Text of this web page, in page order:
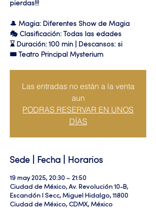
pierdas!!!
🎩 Magia: Diferentes Show de Magia
🎭 Clasificación: Todas las edades
⌛ Duración: 100 min | Descansos: si
🎟 Teatro Principal Mysterium
Las entradas no están a la venta
aun
PODRAS RESERVAR EN UNOS
DÍAS
Sede | Fecha | Horarios
19 may 2025, 20:30 – 21:50
Ciudad de México, Av. Revolución 10-B,
Escandón I Secc, Miguel Hidalgo, 11800
Ciudad de México, CDMX, México